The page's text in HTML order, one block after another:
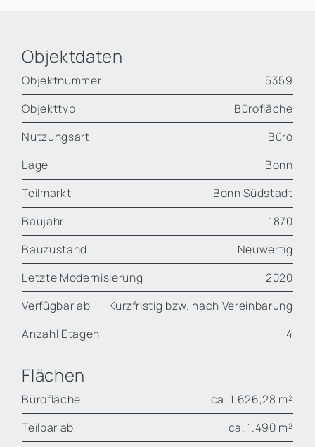
Objektdaten
Objektnummer
5359
Objekttyp
Bürofläche
Nutzungsart
Büro
Lage
Bonn
Teilmarkt
Bonn Südstadt
Baujahr
1870
Bauzustand
Neuwertig
Letzte Modernisierung
2020
Verfügbar ab
Kurzfristig bzw. nach Vereinbarung
Anzahl Etagen
4
Flächen
Bürofläche
ca. 1.626,28 m²
Teilbar ab
ca. 1.490 m²